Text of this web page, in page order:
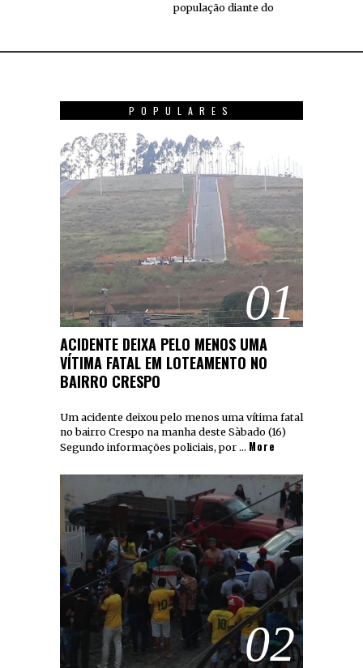
população diante do
POPULARES
01
ACIDENTE DEIXA PELO MENOS UMA
VÍTIMA FATAL EM LOTEAMENTO NO
BAIRRO CRESPO
Um acidente deixou pelo menos uma vítima fatal
no bairro Crespo na manha deste Sàbado (16)
Segundo informações policiais, por … More
02